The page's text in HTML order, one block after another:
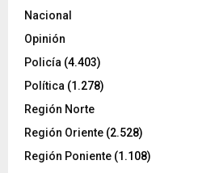
Nacional
Opinión
Policía (4.403)
Política (1.278)
Región Norte
Región Oriente (2.528)
Región Poniente (1.108)